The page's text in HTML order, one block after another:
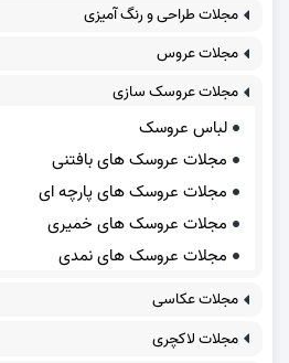
مجلات طراحی و رنگ آمیزی
مجلات عروس
مجلات عروسک سازی
لباس عروسک
مجلات عروسک های بافتنی
مجلات عروسک های پارچه ای
مجلات عروسک های خمیری
مجلات عروسک های نمدی
مجلات عکاسی
مجلات لاکچری